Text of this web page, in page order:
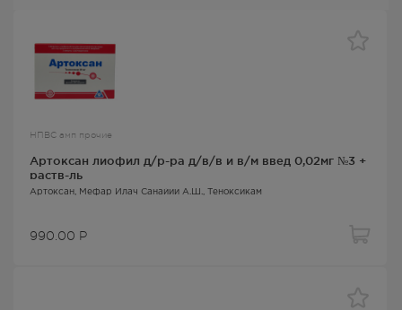
НПВС амп прочие
Артоксан лиофил д/р-ра д/в/в и в/м введ 0,02мг №3 +
раств-ль
Артоксан , Мефар Илач Санайии А.Ш., Теноксикам
990.00 Р